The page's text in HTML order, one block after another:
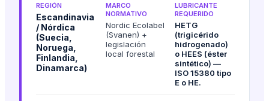
REGIÓN
Escandinavia
/ Nórdica
(Suecia,
Noruega,
Finlandia,
Dinamarca)
MARCO
NORMATIVO
Nordic Ecolabel
(Svanen) +
legislación
local forestal
LUBRICANTE
REQUERIDO
HETG
(trigicérido
hidrogenado)
o HEES (éster
sintético) —
ISO 15380 tipo
E o HE.